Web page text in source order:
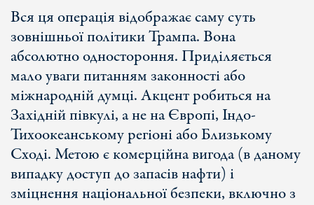
Вся ця операція відображає саму суть
зовнішньої політики Трампа. Вона
абсолютно одностороння. Приділяється
мало уваги питанням законності або
міжнародній думці. Акцент робиться на
Західній півкулі, а не на Європі, Індо-
Тихоокеанському регіоні або Близькому
Сході. Метою є комерційна вигода (в даному
випадку доступ до запасів нафти) і
зміцнення національної безпеки, включно з